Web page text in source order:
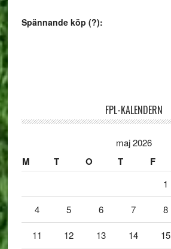
Spännande köp (?):
FPL-KALENDERN
maj 2026
M T O T F
1
4 5 6 7 8
11 12 13 14 15